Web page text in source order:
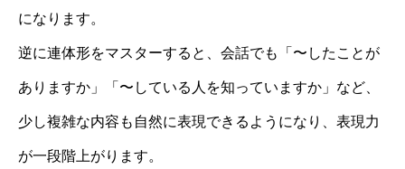
になります。
逆に連体形をマスターすると、会話でも「〜したことが
ありますか」「〜している人を知っていますか」など、
少し複雑な内容も自然に表現できるようになり、表現力
が一段階上がります。